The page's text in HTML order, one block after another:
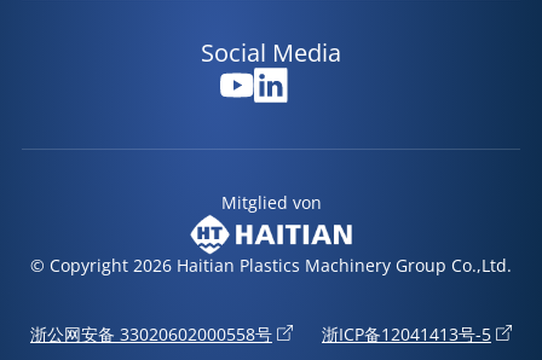
Social Media
Mitglied von
浙公网安备 33020602000558号 浙ICP备12041413号-5
© Copyright 2026 Haitian Plastics Machinery Group Co.,Ltd.